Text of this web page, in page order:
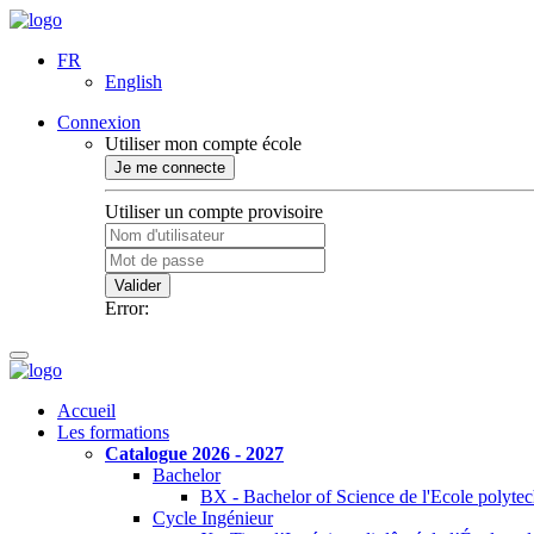
FR
English
Connexion
Utiliser mon compte école
Je me connecte
Utiliser un compte provisoire
Valider
Error:
Accueil
Les formations
Catalogue 2026 - 2027
Bachelor
BX - Bachelor of Science de l'Ecole
Cycle Ingénieur